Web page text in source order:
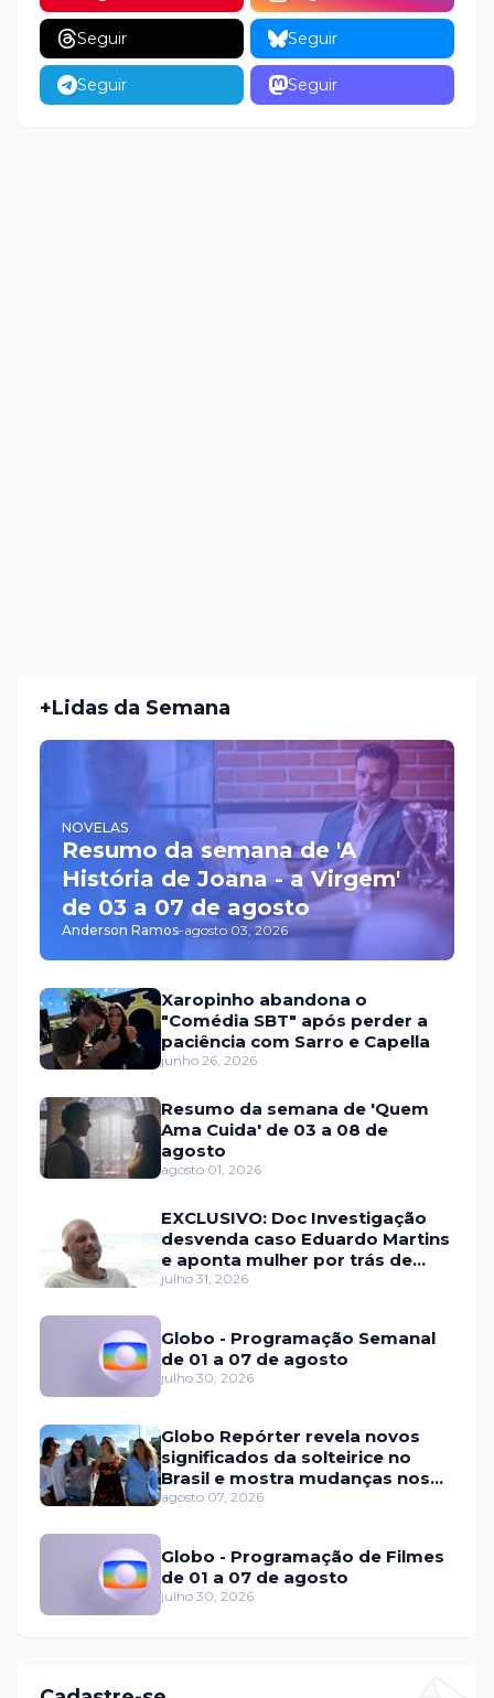
Seguir Seguir
Seguir Seguir
+Lidas da Semana
NOVELAS
Resumo da semana de 'A
História de Joana - a Virgem'
de 03 a 07 de agosto
Anderson Ramos-agosto 03, 2026
Xaropinho abandona o
"Comédia SBT" após perder a
paciência com Sarro e Capella
junho 26, 2026
Resumo da semana de 'Quem
Ama Cuida' de 03 a 08 de
agosto
agosto 01, 2026
EXCLUSIVO: Doc Investigação
desvenda caso Eduardo Martins
e aponta mulher por trás de
fraude internacional
julho 31, 2026
Globo - Programação Semanal
de 01 a 07 de agosto
julho 30, 2026
Globo Repórter revela novos
significados da solteirice no
Brasil e mostra mudanças nos
relacionamentos
agosto 07, 2026
Globo - Programação de Filmes
de 01 a 07 de agosto
julho 30, 2026